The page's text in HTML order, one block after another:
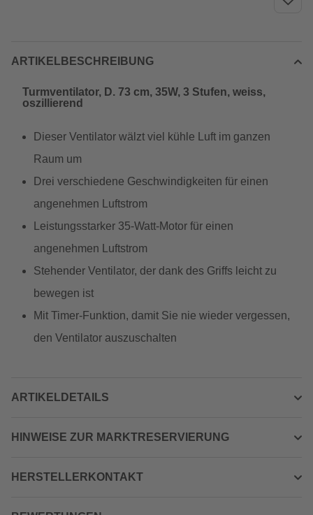
ARTIKELBESCHREIBUNG
Turmventilator, D. 73 cm, 35W, 3 Stufen, weiss,
oszillierend
Dieser Ventilator wälzt viel kühle Luft im ganzen
Raum um
Drei verschiedene Geschwindigkeiten für einen
angenehmen Luftstrom
Leistungsstarker 35-Watt-Motor für einen
angenehmen Luftstrom
Stehender Ventilator, der dank des Griffs leicht zu
bewegen ist
Mit Timer-Funktion, damit Sie nie wieder vergessen,
den Ventilator auszuschalten
ARTIKELDETAILS
HINWEISE ZUR MARKTRESERVIERUNG
HERSTELLERKONTAKT